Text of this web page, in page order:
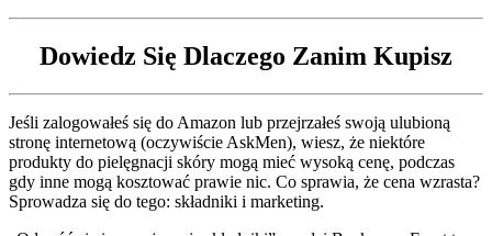
Dowiedz Się Dlaczego Zanim Kupisz
Jeśli zalogowałeś się do Amazon lub przejrzałeś swoją ulubioną
stronę internetową (oczywiście AskMen), wiesz, że niektóre
produkty do pielęgnacji skóry mogą mieć wysoką cenę, podczas
gdy inne mogą kosztować prawie nic. Co sprawia, że cena wzrasta?
Sprowadza się do tego: składniki i marketing.